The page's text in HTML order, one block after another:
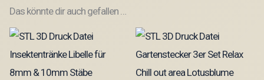
Das könnte dir auch gefallen …